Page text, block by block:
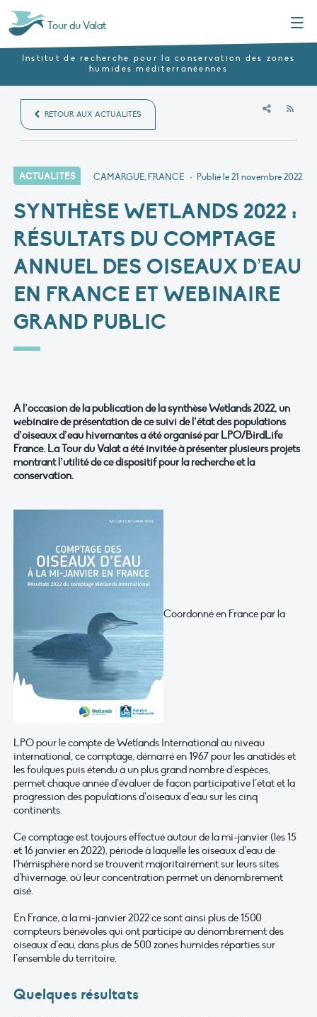
Tour du Valat
Institut de recherche pour la conservation des zones
humides méditerranéennes
RETOUR AUX ACTUALITÉS
ACTUALITÉS CAMARGUE, FRANCE • Publié le21 novembre 2022
SYNTHÈSE WETLANDS 2022 :
RÉSULTATS DU COMPTAGE
ANNUEL DES OISEAUX D’EAU
EN FRANCE ET WEBINAIRE
GRAND PUBLIC
A l’occasion de la publication de la synthèse Wetlands 2022, un
webinaire de présentation de ce suivi de l’état des populations
d’oiseaux d’eau hivernantes a été organisé par LPO/BirdLife
France. La Tour du Valat a été invitée à présenter plusieurs projets
montrant l’utilité de ce dispositif pour la recherche et la
conservation.
Coordonné en France par la
LPO pour le compte de Wetlands International au niveau
international, ce comptage, démarré en 1967 pour les anatidés et
les foulques puis étendu à un plus grand nombre d’espèces,
permet chaque année d’évaluer de façon participative l’état et la
progression des populations d’oiseaux d’eau sur les cinq
continents.
Ce comptage est toujours effectué autour de la mi-janvier (les 15
et 16 janvier en 2022), période à laquelle les oiseaux d’eau de
l’hémisphère nord se trouvent majoritairement sur leurs sites
d’hivernage, où leur concentration permet un dénombrement
aisé.
En France, à la mi-janvier 2022 ce sont ainsi plus de 1500
compteurs bénévoles qui ont participé au dénombrement des
oiseaux d’eau, dans plus de 500 zones humides réparties sur
l’ensemble du territoire.
Quelques résultats